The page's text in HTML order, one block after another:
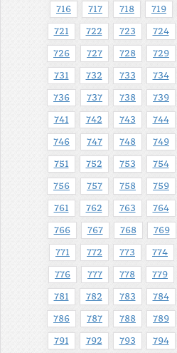
716 717 718 719
721 722 723 724
726 727 728 729
731 732 733 734
736 737 738 739
741 742 743 744
746 747 748 749
751 752 753 754
756 757 758 759
761 762 763 764
766 767 768 769
771 772 773 774
776 777 778 779
781 782 783 784
786 787 788 789
791 792 793 794